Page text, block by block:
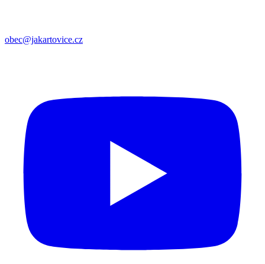
obec@jakartovice.cz